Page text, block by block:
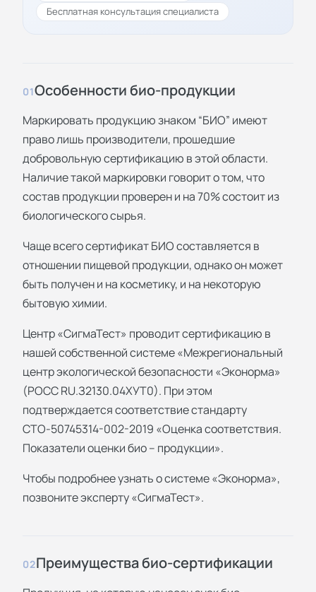
Бесплатная консультация специалиста
01Особенности био-продукции
Маркировать продукцию знаком “БИО” имеют
право лишь производители, прошедшие
добровольную сертификацию в этой области.
Наличие такой маркировки говорит о том, что
состав продукции проверен и на 70% состоит из
биологического сырья.
Чаще всего сертификат БИО составляется в
отношении пищевой продукции, однако он может
быть получен и на косметику, и на некоторую
бытовую химии.
Центр «СигмаТест» проводит сертификацию в
нашей собственной системе «Межрегиональный
центр экологической безопасности «Эконорма»
(РОСС RU.З2130.04ХУТ0). При этом
подтверждается соответствие стандарту
СТО-50745314-002-2019 «Оценка соответствия.
Показатели оценки био – продукции».
Чтобы подробнее узнать о системе «Эконорма»,
позвоните эксперту «СигмаТест».
02Преимущества био-сертификации